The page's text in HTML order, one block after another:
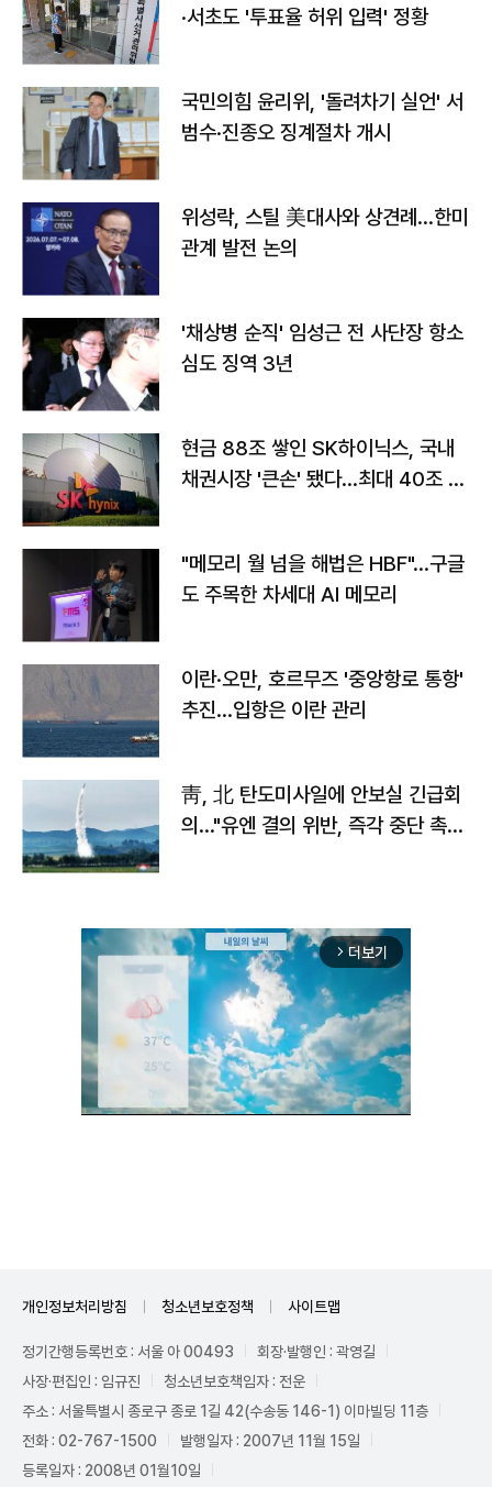
·서초도 '투표율 허위 입력' 정황
국민의힘 윤리위, '돌려차기 실언' 서
범수·진종오 징계절차 개시
위성락, 스틸 美대사와 상견례…한미
관계 발전 논의
'채상병 순직' 임성근 전 사단장 항소
심도 징역 3년
현금 88조 쌓인 SK하이닉스, 국내
채권시장 '큰손' 됐다…최대 40조 투
"메모리 월 넘을 해법은 HBF"…구글
도 주목한 차세대 AI 메모리
이란·오만, 호르무즈 '중앙항로 통항'
추진…입항은 이란 관리
靑, 北 탄도미사일에 안보실 긴급회
의…"유엔 결의 위반, 즉각 중단 촉
arrow_forward_ios 더보기
개인정보처리방침 청소년보호정책 사이트맵
정기간행등록번호 : 서울 아 00493
회장·발행인 : 곽영길
사장·편집인 : 임규진
청소년보호책임자 : 전운
주소 : 서울특별시 종로구 종로 1길 42(수송동 146-1) 이마빌딩 11층
전화 : 02-767-1500
발행일자 : 2007년 11월 15일
등록일자 : 2008년 01월10일